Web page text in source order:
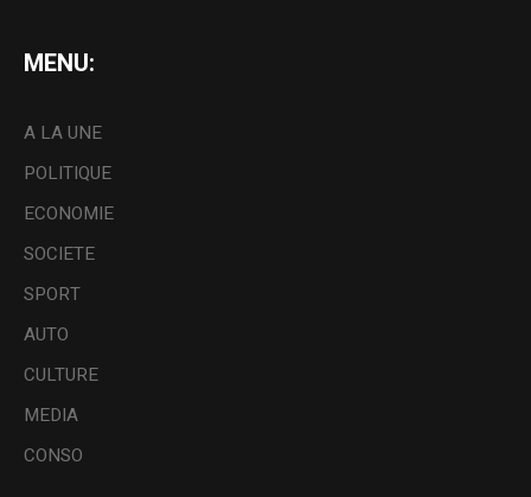
MENU:
A LA UNE
POLITIQUE
ECONOMIE
SOCIETE
SPORT
AUTO
CULTURE
MEDIA
CONSO